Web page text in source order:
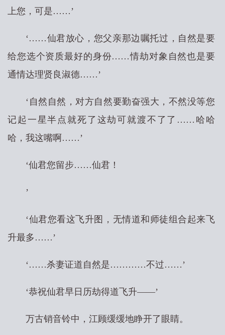
上您，可是……’
‘……仙君放心，您父亲那边嘱托过，自然是要
给您选个资质最好的身份……情劫对象自然也是要
通情达理贤良淑德……’
‘自然自然，对方自然要勤奋强大，不然没等您
记起一星半点就死了这劫可就渡不了了……哈哈
哈，我这嘴啊……’
‘仙君您留步……仙君！
’
‘仙君您看这飞升图，无情道和师徒组合起来飞
升最多……’
‘……杀妻证道自然是…………不过……’
‘恭祝仙君早日历劫得道飞升——’
万古销音铃中，江顾缓缓地睁开了眼睛。